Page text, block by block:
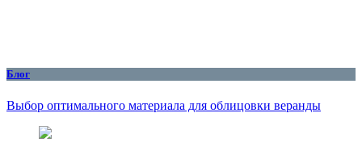
Блог
Выбор оптимального материала для облицовки веранды